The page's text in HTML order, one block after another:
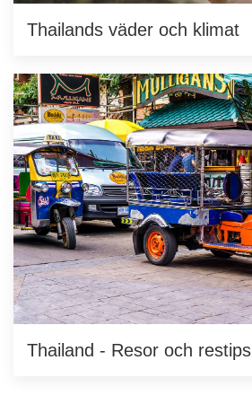
Thailands väder och klimat
Thailand - Resor och restips